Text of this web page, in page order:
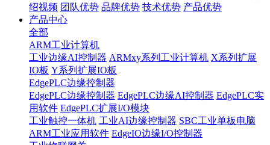
绍视频 团队优势 品牌优势 技术优势 产品优势
产品中心
全部
ARM工业计算机
工业边缘AI控制器 ARMxy系列工业计算机 X系列扩展
IO板 Y系列扩展IO板
EdgePLC边缘控制器
EdgePLC边缘控制器 EdgePLC边缘AI控制器 EdgePLC实
用软件 EdgePLC扩展I/O模块
工业触控一体机 工业AI边缘控制器 SBC工业单板电脑
ARM工业应用软件 EdgeIO边缘I/O控制器